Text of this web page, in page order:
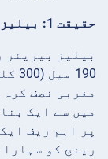
حقیقت 1: بیلیز میں Belize Barrier Reef کا گھر ہے
بیلیز بیریئر
مغربی نصف
میں سے ایک
پر اہم ریف
رینج کو